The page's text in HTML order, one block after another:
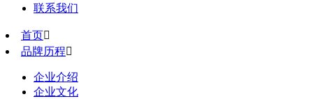
联系我们
首页
品牌历程
企业介绍
企业文化